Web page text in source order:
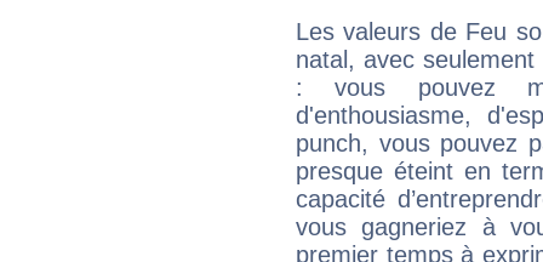
Les valeurs de Feu
natal, avec
: vous pouvez
d'enthousiasme,
punch, vous pouvez
presque éteint en
capacité
vous gagneriez à
premier temps à